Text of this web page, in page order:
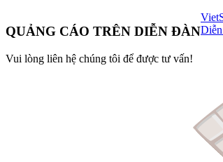
QUẢNG CÁO TRÊN DIỄN ĐÀN
Vui lòng liên hệ chúng tôi để được tư vấn!